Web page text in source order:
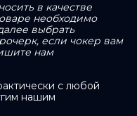
в качестве
необходимо
выбрать
если чокер вам
нам
с любой
нашим